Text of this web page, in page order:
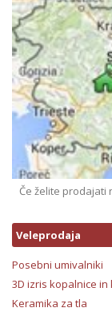
Če želite prodajati
Veleprodaja
Posebni umivalniki
3D izris kopalnice in
Keramika za tla